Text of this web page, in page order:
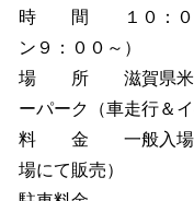
時 間 １０：００
ン９：００～）
場 所 滋賀県米原
ーパーク（車走行＆イ
料 金 一般入場
場にて販売）